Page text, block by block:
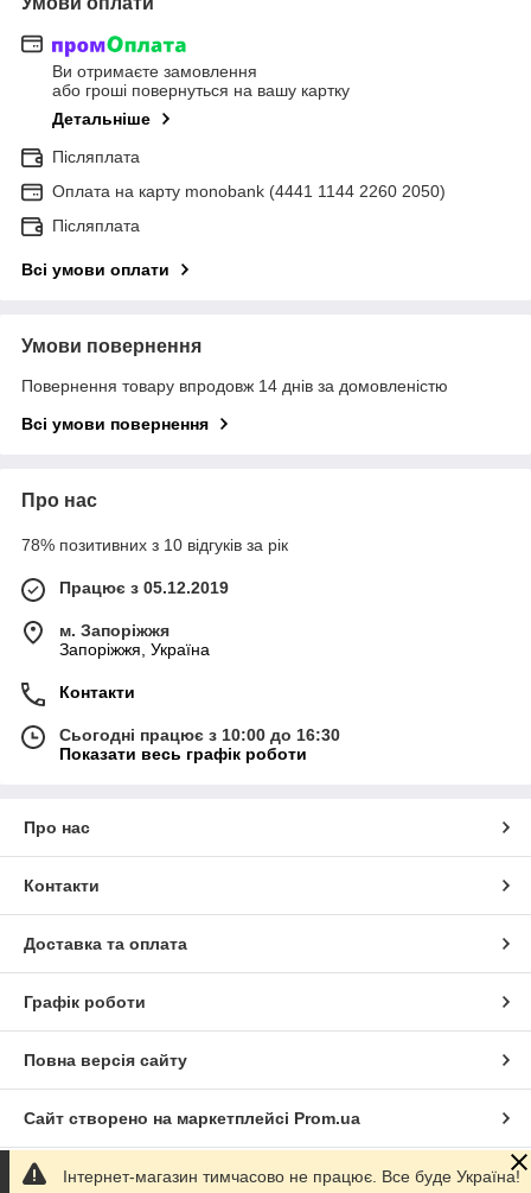
Ви отримаєте замовлення
або гроші повернуться на вашу картку
Детальніше
Післяплата
Оплата на карту monobank (4441 1144 2260 2050)
Післяплата
Всі умови оплати
Умови повернення
Повернення товару впродовж 14 днів за домовленістю
Всі умови повернення
Про нас
78% позитивних з 10 відгуків за рік
Працює з 05.12.2019
м. Запоріжжя
Запоріжжя, Україна
Контакти
Сьогодні працює з 10:00 до 16:30
Показати весь графік роботи
Про нас
Контакти
Доставка та оплата
Графік роботи
Повна версія сайту
Сайт створено на маркетплейсі Prom.ua
Політика конфіденційності
Інтернет-магазин тимчасово не працює. Все буде Україна!